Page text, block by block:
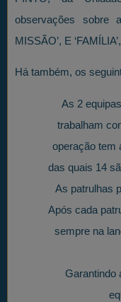
observações sobre
MISSÃO’, E
Há também, os
As 2
trabalham
operação tem
das quais 14
As patrulhas
Após cada
sempre na
Garantindo